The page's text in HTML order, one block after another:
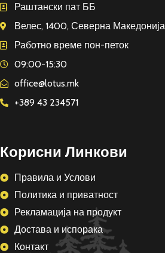
Раштански пат ББ
Велес, 1400, Северна Македонија
Работно време пон-петок
09:00-15:30
office@lotus.mk
+389 43 234571
Корисни Линкови
Правила и Услови
Политика и приватност
Рекламација на продукт
Достава и испорака
Контакт